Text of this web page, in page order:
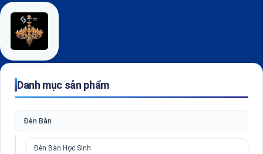
Danh mục sản phẩm
Đèn Bàn
Đèn Bàn Học Sinh